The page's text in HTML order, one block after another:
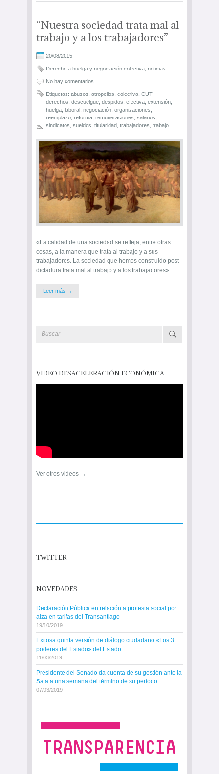
“Nuestra sociedad trata mal al
trabajo y a los trabajadores”
20/08/2015
Derecho a huelga y negociación colectiva noticias
No hay comentarios
Etiquetas: abusos atropellos colectiva CUT,
derechos descuelgue despidos efectiva extensión
huelga laboral negociación organizaciones
reemplazo reforma remuneraciones salarios
sindicatos sueldos titularidad trabajadores trabajo
«La calidad de una sociedad se refleja, entre otras
cosas, a la manera que trata al trabajo y a sus
trabajadores. La sociedad que hemos construido post
dictadura trata mal al trabajo y a los trabajadores».
Leer más →
VIDEO DESACELERACIÓN ECONÓMICA
Ver otros videos →
TWITTER
NOVEDADES
Declaración Pública en relación a protesta social por
alza en tarifas del Transantiago
19/10/2019
Exitosa quinta versión de diálogo ciudadano «Los 3
poderes del Estado» del Estado
11/03/2019
Presidente del Senado da cuenta de su gestión ante la
Sala a una semana del término de su período
07/03/2019